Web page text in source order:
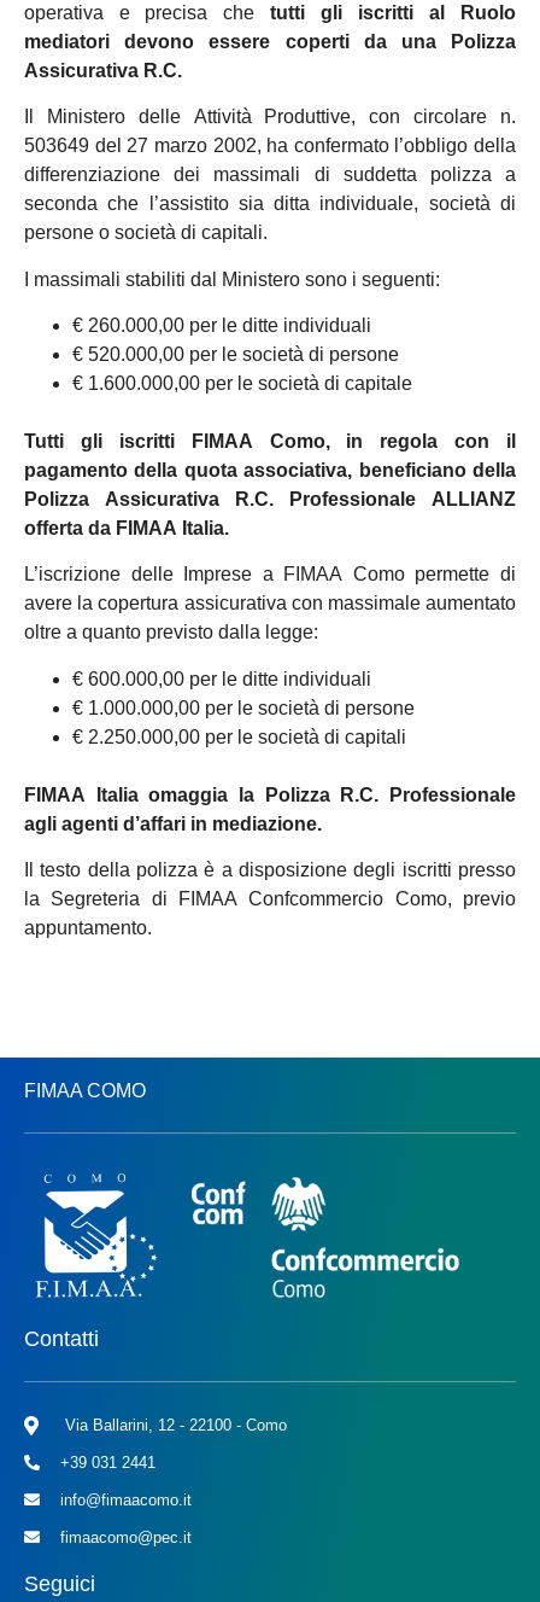
operativa e precisa che tutti gli iscritti al Ruolo
mediatori devono essere coperti da una Polizza
Assicurativa R.C.
Il Ministero delle Attività Produttive, con circolare n.
503649 del 27 marzo 2002, ha confermato l’obbligo della
differenziazione dei massimali di suddetta polizza a
seconda che l’assistito sia ditta individuale, società di
persone o società di capitali.
I massimali stabiliti dal Ministero sono i seguenti:
€ 260.000,00 per le ditte individuali
€ 520.000,00 per le società di persone
€ 1.600.000,00 per le società di capitale
Tutti gli iscritti FIMAA Como, in regola con il
pagamento della quota associativa, beneficiano della
Polizza Assicurativa R.C. Professionale ALLIANZ
offerta da FIMAA Italia.
L’iscrizione delle Imprese a FIMAA Como permette di
avere la copertura assicurativa con massimale aumentato
oltre a quanto previsto dalla legge:
€ 600.000,00 per le ditte individuali
€ 1.000.000,00 per le società di persone
€ 2.250.000,00 per le società di capitali
FIMAA Italia omaggia la Polizza R.C. Professionale
agli agenti d’affari in mediazione.
Il testo della polizza è a disposizione degli iscritti presso
la Segreteria di FIMAA Confcommercio Como, previo
appuntamento.
FIMAA COMO
Contatti
Via Ballarini, 12 - 22100 - Como
+39 031 2441
info@fimaacomo.it
fimaacomo@pec.it
Seguici